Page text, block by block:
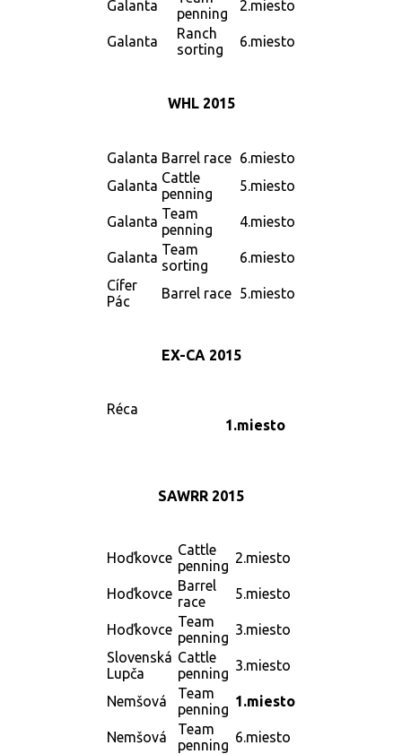
Galanta
penning
2.miesto
Galanta
Ranch
sorting
6.miesto
WHL 2015
Galanta Barrel race 6.miesto
Galanta Cattle
penning
5.miesto
Galanta Team
penning
4.miesto
Galanta Team
sorting
6.miesto
Cífer
Pác
Barrel race 5.miesto
EX-CA 2015
Réca
1.miesto
SAWRR 2015
Hoďkovce Cattle
penning 2.miesto
Hoďkovce Barrel
race
5.miesto
Hoďkovce Team
penning 3.miesto
Slovenská
Lupča
Cattle
penning 3.miesto
Nemšová
Team
penning 1.miesto
Nemšová
Team
penning 6.miesto